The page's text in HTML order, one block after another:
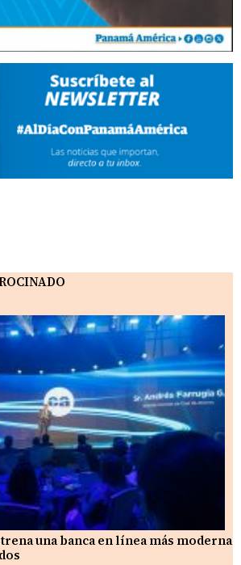
una banca en línea más moderna